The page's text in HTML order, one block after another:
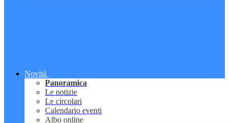
Novità
Panoramica
Le notizie
Le circolari
Calendario eventi
Albo online